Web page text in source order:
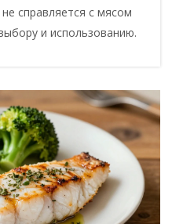
справляется с мясом
и использованию.